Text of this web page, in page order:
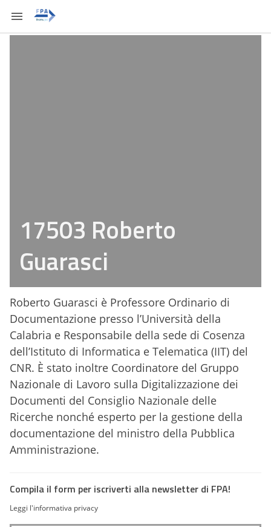
17503 Roberto
Guarasci
Roberto Guarasci è Professore Ordinario di
Documentazione presso l’Università della
Calabria e Responsabile della sede di Cosenza
dell’Istituto di Informatica e Telematica (IIT) del
CNR. È stato inoltre Coordinatore del Gruppo
Nazionale di Lavoro sulla Digitalizzazione dei
Documenti del Consiglio Nazionale delle
Ricerche nonché esperto per la gestione della
documentazione del ministro della Pubblica
Amministrazione.
Compila il form per iscriverti alla newsletter di FPA!
Leggi l'informativa privacy